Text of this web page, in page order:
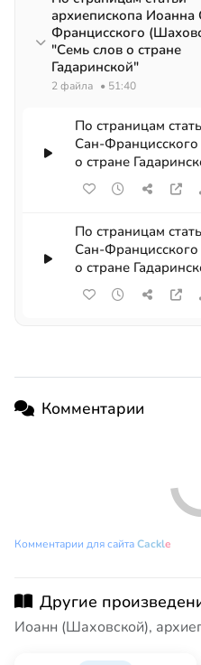
архиепископа Иоанна
Францисского
"Семь слов о стране
Гадаринской"
2 файла • 51:40
По страницам
Сан-
о стране
По страницам
Сан-
о стране
Комментарии
Новые
Никто ещё не оставил